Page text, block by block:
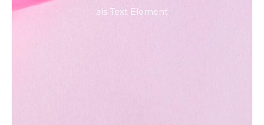
als Text Element